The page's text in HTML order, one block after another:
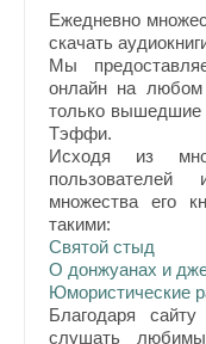
Ежедневно
скачать
Мы
онлайн на любом
только вышедшие
Тэффи.
Исходя из
множества его
такими:
Святой стыд
О донжуанах и
Юмористические
Благодаря
слушать